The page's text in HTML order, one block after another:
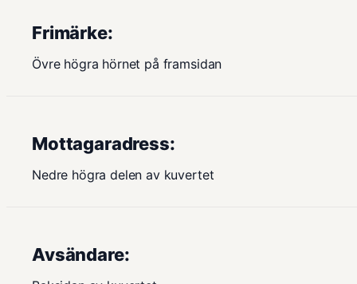
Frimärke:
Övre högra hörnet på framsidan
Mottagaradress:
Nedre högra delen av kuvertet
Avsändare: